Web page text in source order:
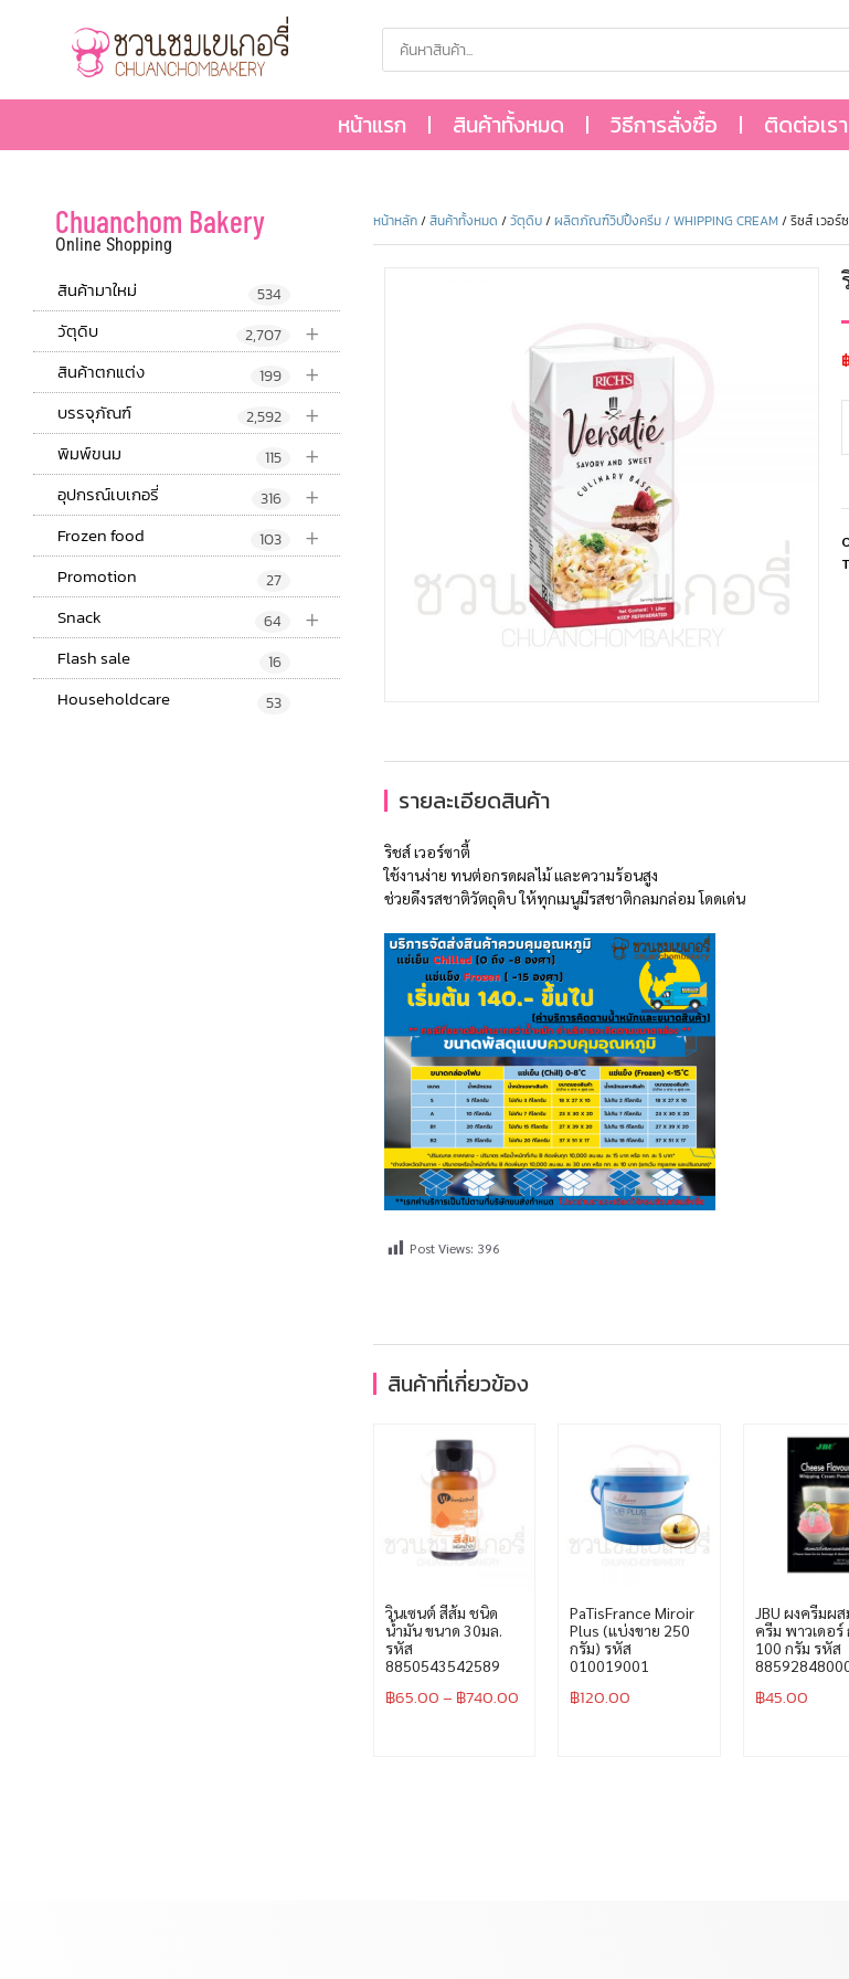
หน้าแรก สินค้าทั้งหมด วิธีการสั่งซื้อ ติดต่อเรา
Chuanchom Bakery
Online Shopping
สินค้ามาใหม่ 534
+
วัตุดิบ 2,707
+
สินค้าตกแต่ง 199
+
บรรจุภัณฑ์ 2,592
+
พิมพ์ขนม 115
+
อุปกรณ์เบเกอรี่ 316
+
Frozen food 103
Promotion 27
+
Snack 64
Flash sale 16
Householdcare 53
หน้าหลัก/สินค้าทั้งหมด /วัตุดิบ/ผลิตภัณฑ์วิปปิ้งครีม / WHIPPING CREAM/ ริชส์ เวอร์
฿
รายละเอียดสินค้า
ริชส์ เวอร์ซาตี้
ใช้งานง่าย ทนต่อกรดผลไม้ และความร้อนสูง
ช่วยดึงรสชาติวัตถุดิบ ให้ทุกเมนูมีรสชาติกลมกล่อม โดดเด่น
Post Views: 396
สินค้าที่เกี่ยวข้อง
วินเซนต์ สีส้ม ชนิด
น้ำมัน ขนาด 30มล.
รหัส
8850543542589
฿65.00– ฿740.00
PaTisFrance Miroir
Plus (แบ่งขาย 250
กรัม) รหัส
010019001
฿120.00
JBU ผงครีมผ
ครีม พาวเดอ
100 กรัม รหัส
฿45.00